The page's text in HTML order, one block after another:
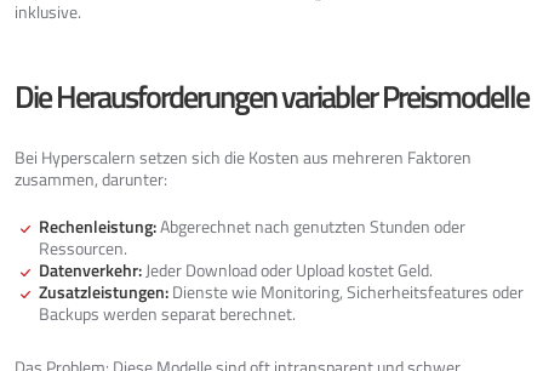
inklusive.
Die Herausforderungen variabler Preismodelle
Bei Hyperscalern setzen sich die Kosten aus mehreren Faktoren
zusammen, darunter:
Rechenleistung:Abgerechnet nach genutzten Stunden oder
Ressourcen.
Datenverkehr:Jeder Download oder Upload kostet Geld.
Zusatzleistungen:Dienste wie Monitoring, Sicherheitsfeatures oder
Backups werden separat berechnet.